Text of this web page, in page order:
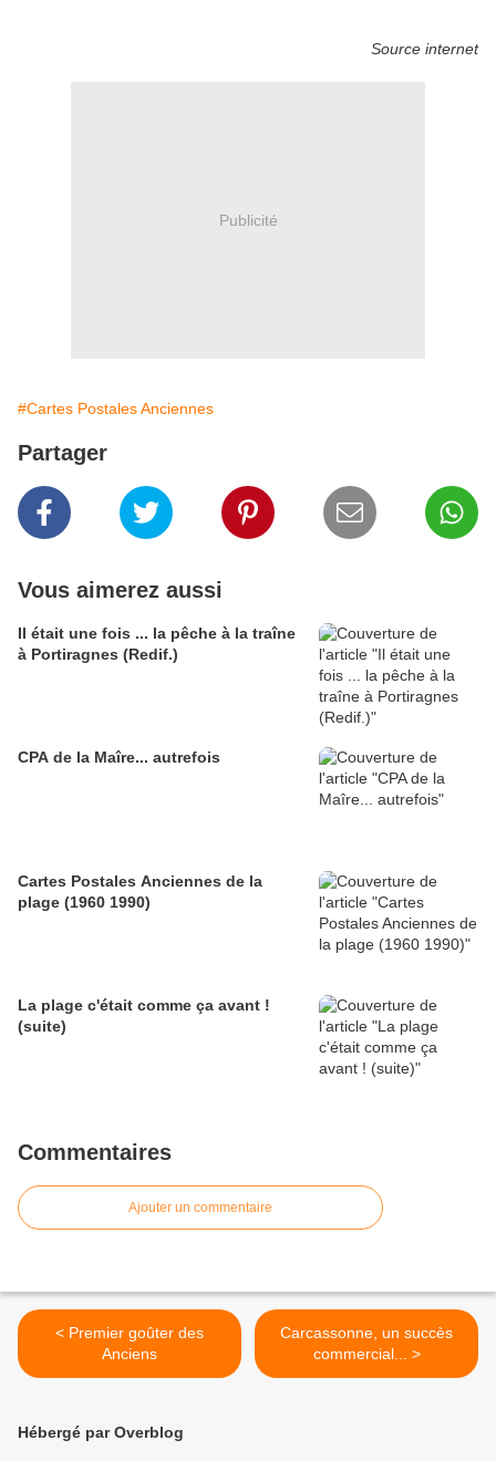
Source internet
Publicité
#Cartes Postales Anciennes
Partager
Vous aimerez aussi
Il était une fois ... la pêche à la traîne
à Portiragnes (Redif.)
CPA de la Maîre... autrefois
Cartes Postales Anciennes de la
plage (1960 1990)
La plage c'était comme ça avant !
(suite)
Commentaires
Ajouter un commentaire
< Premier goûter des
Anciens
Carcassonne, un succès
commercial... >
Hébergé par Overblog